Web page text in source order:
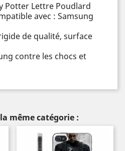
Potter Lettre Poudlard
avec : Samsung
de qualité, surface
contre les chocs et
même catégorie :